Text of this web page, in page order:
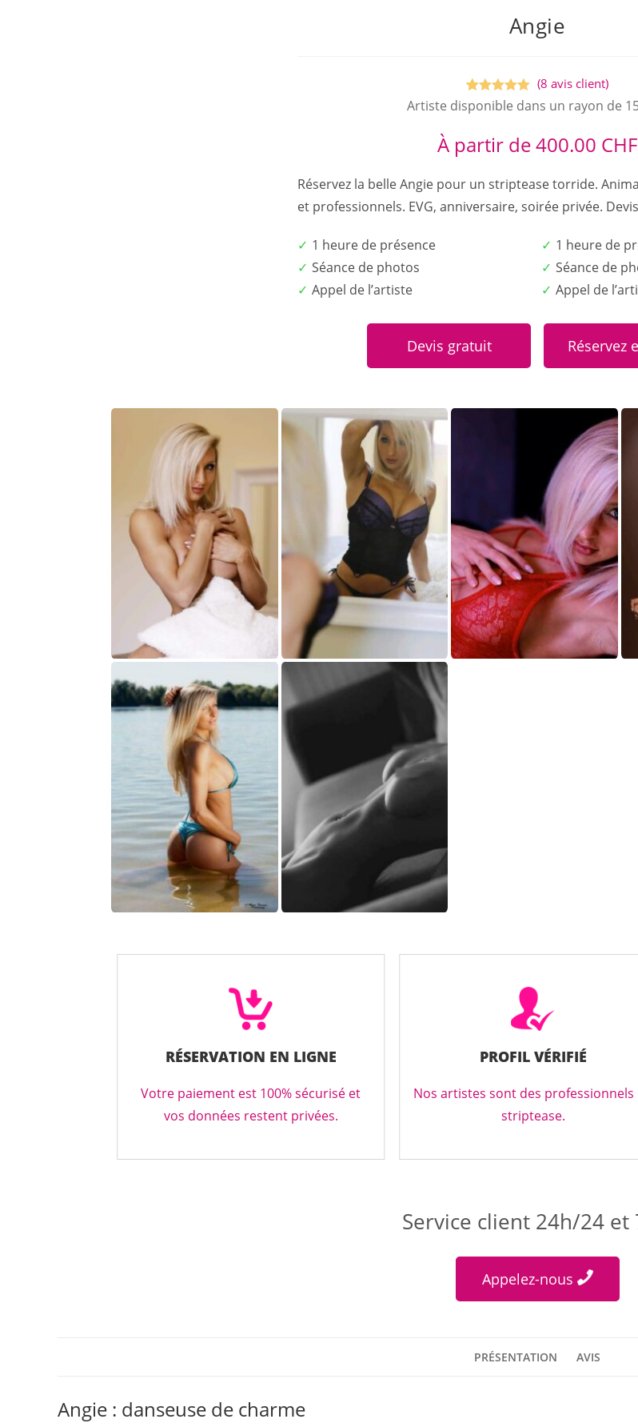
Angie
Noté5.00
basé sur
8
clients
(8 avis client)
Artiste disponible dans un rayon de
À partir de400.00 CHF
Réservez la belle Angie pour un striptease torride.
et professionnels. EVG, anniversaire, soirée privée.
1 heure de présence
Séance de photos
Appel de l’artiste
1 heure de
Séance de
Appel de
Devis gratuit Réservez
RÉSERVATION EN LIGNE
Votre paiement est 100% sécurisé et
vos données restent privées.
PROFIL VÉRIFIÉ
Nos artistes sont des professionnels
striptease.
Service client 24h/24 et
Appelez-nous
PRÉSENTATION AVIS
Angie : danseuse de charme